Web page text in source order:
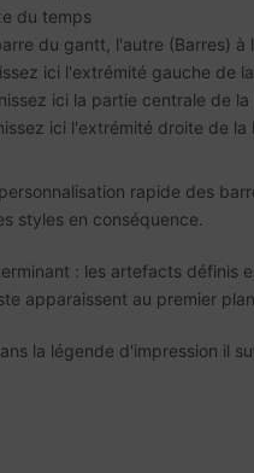
du temps
du gantt, l'autre (Barres) à
ici l'extrémité gauche de
ici la partie centrale de la
ici l'extrémité droite de la
rapide des
styles en conséquence.
: les artefacts définis
apparaissent au premier
la légende d'impression il